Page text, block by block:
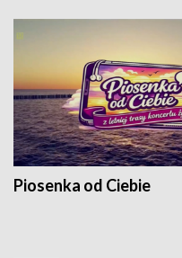
Piosenka od Ciebie